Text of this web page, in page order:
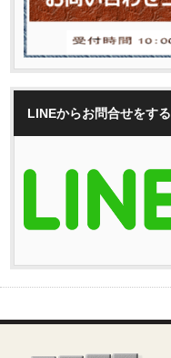
LINEからお問合せをする